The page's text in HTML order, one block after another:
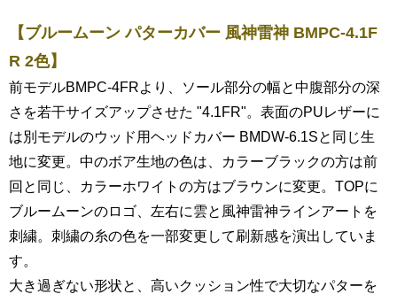
【ブルームーン パターカバー 風神雷神 BMPC-4.1F
R 2色】
前モデルBMPC-4FRより、ソール部分の幅と中腹部分の深
さを若干サイズアップさせた "4.1FR"。表面のPUレザーに
は別モデルのウッド用ヘッドカバー BMDW-6.1Sと同じ生
地に変更。中のボア生地の色は、カラーブラックの方は前
回と同じ、カラーホワイトの方はブラウンに変更。TOPに
ブルームーンのロゴ、左右に雲と風神雷神ラインアートを
刺繍。刺繍の糸の色を一部変更して刷新感を演出していま
す。
大き過ぎない形状と、高いクッション性で大切なパターを